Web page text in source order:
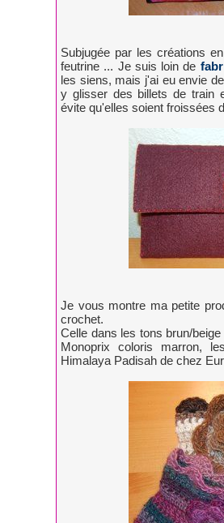
Subjugée par les créations
feutrine ... Je suis loin de
les siens, mais j'ai eu envie
y glisser des billets de train
évite qu'elles soient froissées
Je vous montre ma petite
crochet.
Celle dans les tons brun/
Monoprix coloris marron,
Himalaya Padisah de chez